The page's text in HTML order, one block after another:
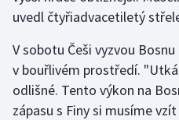
Stolní tenis
Triatlon
Veslování
uvedl čtyřiadvacetiletý
V sobotu Češi vyzvou
v bouřlivém prostředí.
odlišné. Tento výkon na
zápasu s Finy si musíme